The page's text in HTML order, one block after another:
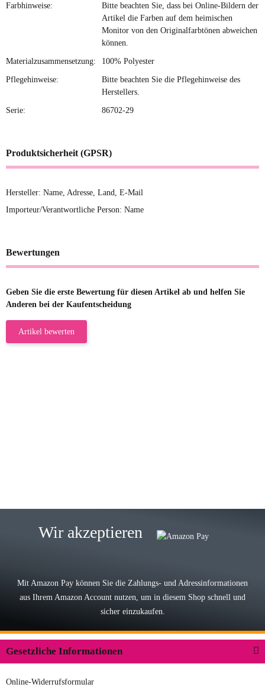
Farbhinweise:
Bitte beachten Sie, dass bei Online-Bildern der
Artikel die Farben auf dem heimischen
Monitor von den Originalfarbtönen abweichen
können.
Materialzusammensetzung: 100% Polyester
Pflegehinweise:
Bitte beachten Sie die Pflegehinweise des
Herstellers.
Serie: 86702-29
Produktsicherheit (GPSR)
Hersteller: Name, Adresse, Land, E-Mail
Importeur/Verantwortliche Person: Name
Bewertungen
Geben Sie die erste Bewertung für diesen Artikel ab und helfen Sie
Anderen bei der Kaufentscheidung
Artikel bewerten
Lieferung, man kann bedenkenlos
Der Koffer macht einen sehr soliden
Wir akzeptieren
Mit Amazon Pay können Sie die Zahlungs- und Adressinformationen
aus Ihrem Amazon Account nutzen, um in diesem Shop schnell und
sicher einzukaufen.
Gesetzliche Informationen
Online-Widerrufsformular